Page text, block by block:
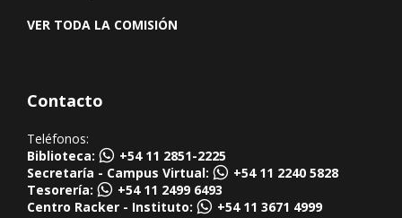
VER TODA LA COMISIÓN
Contacto
Teléfonos:
Biblioteca:
+54 11 2851-2225
Secretaría - Campus Virtual:
+54 11 2240 5828
Tesorería:
+54 11 2499 6493
Centro Racker - Instituto:
+54 11 3671 4999